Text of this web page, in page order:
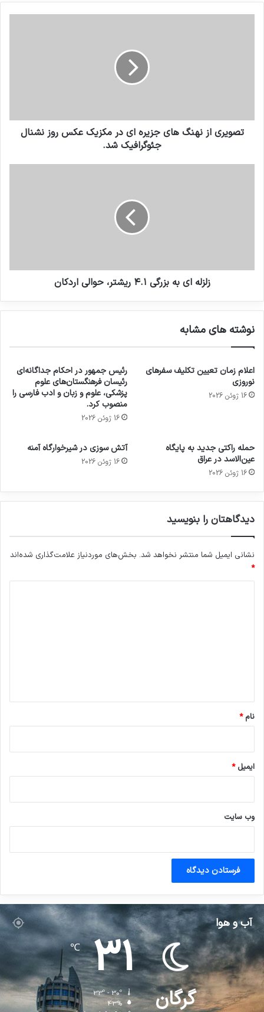
تصویری از نهنگ های جزیره ای در مکزیک عکس روز نشنال
جئوگرافیک شد.
زلزله ای به بزرگی ۴.۱ ریشتر، حوالی اردكان
نوشته های مشابه
اعلام زمان تعیین تکلیف سفرهای
نوروزی
16 ژوئن 2026
رئیس جمهور در احکام جداگانه‌ای
رئیسان فرهنگستان‌های علوم
پزشکی، علوم و زبان و ادب فارسی را
منصوب کرد.
16 ژوئن 2026
حمله راکتی جدید به پایگاه
عین‌الاسد در عراق
16 ژوئن 2026
آتش سوزی در شیرخوارگاه آمنه
16 ژوئن 2026
دیدگاهتان را بنویسید
نشانی ایمیل شما منتشر نخواهد شد. بخش‌های موردنیاز علامت‌گذاری شده‌اند
*
نام*
ایمیل*
وب‌ سایت
آب و هوا
گرگان
31
℃
33º - 30º
43%